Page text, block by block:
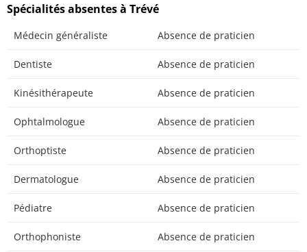
Spécialités absentes à Trévé
Médecin généraliste Absence de praticien
Dentiste Absence de praticien
Kinésithérapeute Absence de praticien
Ophtalmologue Absence de praticien
Orthoptiste Absence de praticien
Dermatologue Absence de praticien
Pédiatre Absence de praticien
Orthophoniste Absence de praticien